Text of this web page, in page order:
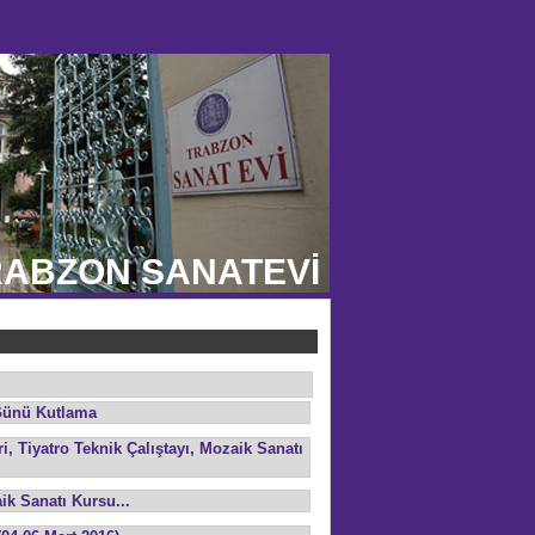
SANATEVİ
Kutlama
Tiyatro Teknik Çalıştayı, Mozaik Sanatı
Sanatı Kursu...